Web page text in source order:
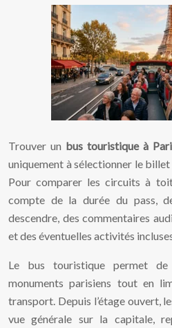
Trouver un bus touristique à
uniquement à sélectionner le
Pour comparer les circuits à
compte de la durée du pass,
descendre, des commentaires
et des éventuelles activités
Le bus touristique permet
monuments parisiens tout en
transport. Depuis l’étage ouvert,
vue générale sur la capitale,